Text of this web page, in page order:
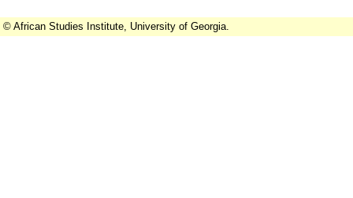
© African Studies Institute, University of Georgia.